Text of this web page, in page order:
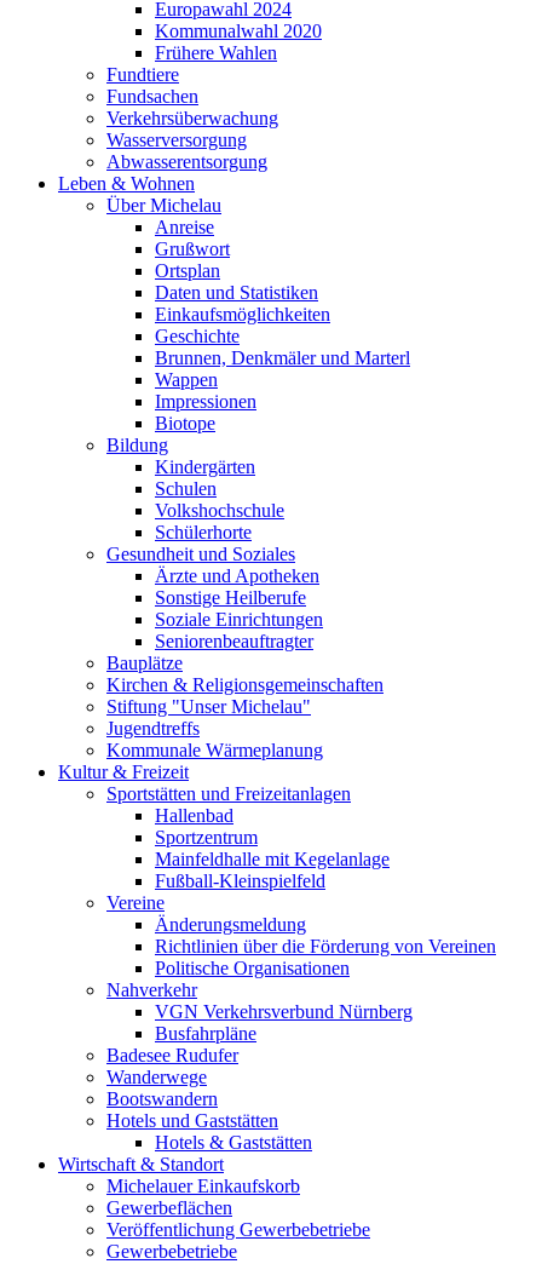
Europawahl 2024
Kommunalwahl 2020
Frühere Wahlen
Fundtiere
Fundsachen
Verkehrsüberwachung
Wasserversorgung
Abwasserentsorgung
Leben & Wohnen
Über Michelau
Anreise
Grußwort
Ortsplan
Daten und Statistiken
Einkaufsmöglichkeiten
Geschichte
Brunnen, Denkmäler und Marterl
Wappen
Impressionen
Biotope
Bildung
Kindergärten
Schulen
Volkshochschule
Schülerhorte
Gesundheit und Soziales
Ärzte und Apotheken
Sonstige Heilberufe
Soziale Einrichtungen
Seniorenbeauftragter
Bauplätze
Kirchen & Religionsgemeinschaften
Stiftung "Unser Michelau"
Jugendtreffs
Kommunale Wärmeplanung
Kultur & Freizeit
Sportstätten und Freizeitanlagen
Hallenbad
Sportzentrum
Mainfeldhalle mit Kegelanlage
Fußball-Kleinspielfeld
Vereine
Änderungsmeldung
Richtlinien über die Förderung von Vereinen
Politische Organisationen
Nahverkehr
VGN Verkehrsverbund Nürnberg
Busfahrpläne
Badesee Rudufer
Wanderwege
Bootswandern
Hotels und Gaststätten
Hotels & Gaststätten
Wirtschaft & Standort
Michelauer Einkaufskorb
Gewerbeflächen
Veröffentlichung Gewerbebetriebe
Gewerbebetriebe